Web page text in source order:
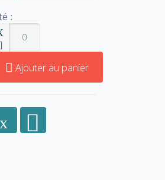
:
Ajouter au panier